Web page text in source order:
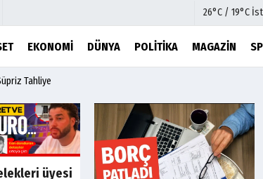
26°C / 19°C
EKONOMI DÜNYA POLITIKA MAGAZIN
Video Galeri
Foto Galeri
Etkinlikler
Tahliye
üyesi